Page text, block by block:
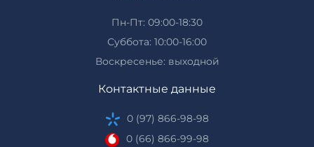
Пн-Пт: 09:00-18:30
Суббота: 10:00-16:00
Воскресенье: выходной
Контактные данные
0 (97) 866-98-98
0 (66) 866-99-98